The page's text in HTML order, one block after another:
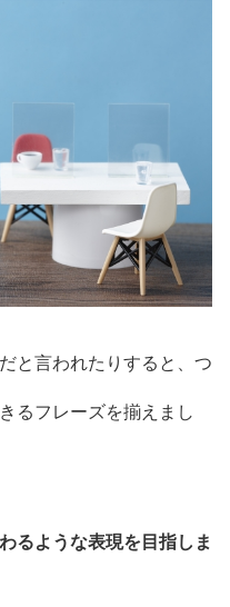
と言われたりすると、つ
るフレーズを揃えまし
るような表現を目指しま